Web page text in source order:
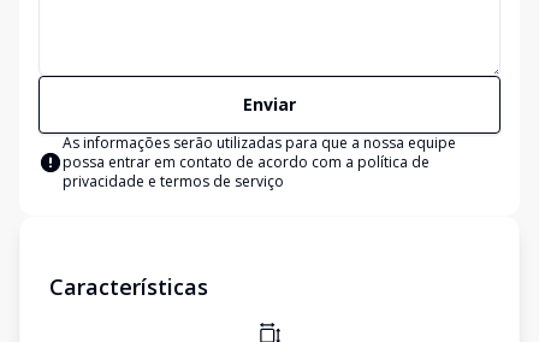
Enviar
As informações serão utilizadas para que a nossa equipe
possa entrar em contato de acordo com a política de
privacidade e termos de serviço
Características